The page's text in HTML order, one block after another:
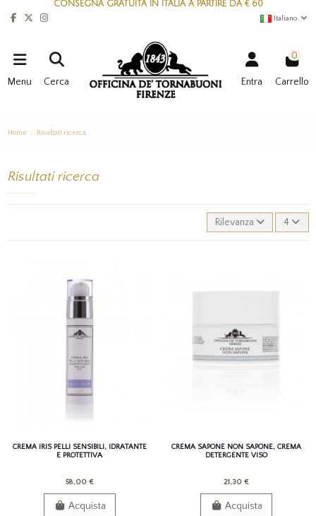
CONSEGNA GRATUITA IN ITALIA A PARTIRE DA € 60
Italiano
Menu Cerca Entra
0
Carrello
Home Risultati ricerca
Risultati ricerca
Rilevanza 4
CREMA IRIS PELLI SENSIBILI, IDRATANTE
E PROTETTIVA
58,00 €
Acquista
CREMA SAPONE NON SAPONE, CREMA
DETERGENTE VISO
21,30 €
Acquista